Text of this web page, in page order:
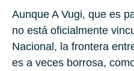
Aunque A Vugi, que es
no está oficialmente
Nacional, la frontera
es a veces borrosa,